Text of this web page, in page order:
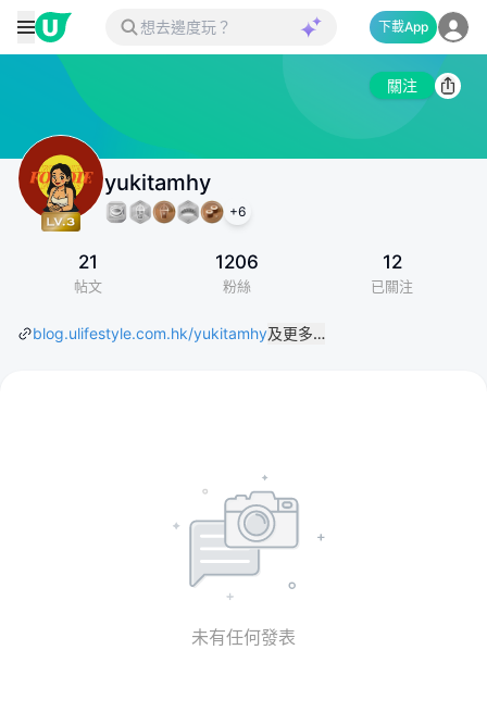
下載App
關注
yukitamhy
+6
21
帖文
1206
粉絲
12
已關注
blog.ulifestyle.com.hk/yukitamhy及更多…
未有任何發表